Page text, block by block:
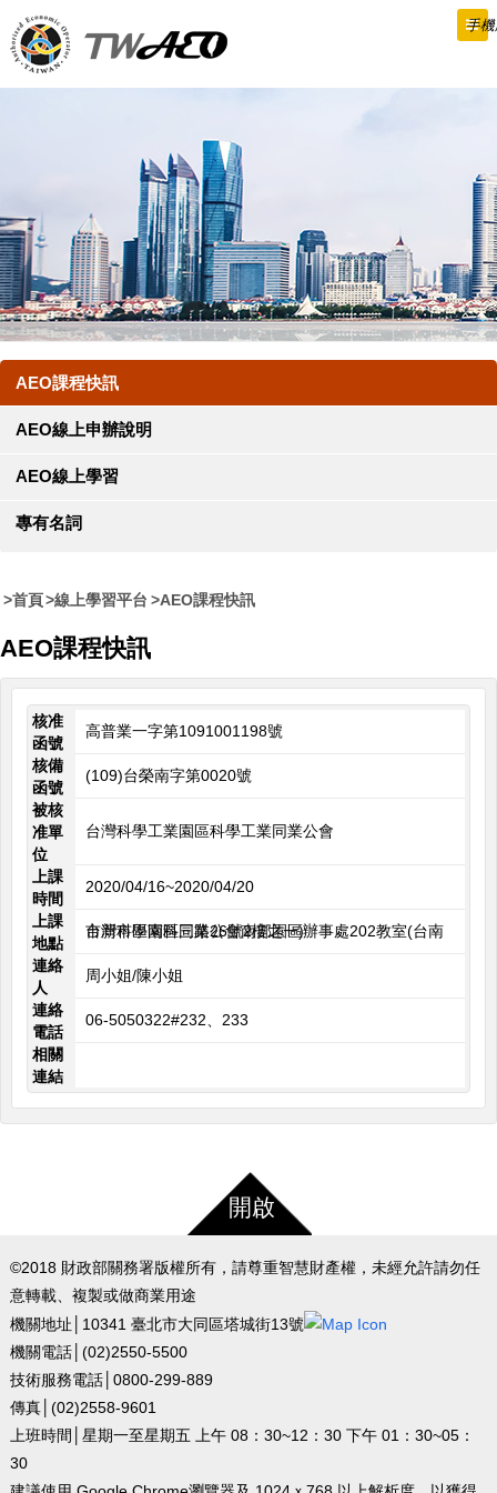
到
主
手
AEO課程快訊
AEO線上申辦說明
AEO線上學習
專有名詞
首頁 線上學習平台 AEO課程快訊
AEO課程快訊
核准
函號
高普業一字第1091001198號
核備
函號
(109)台榮南字第0020號
被核
准單
位
台灣科學工業園區科學工業同業公會
上課
時間
2020/04/16~2020/04/20
上課
地點
台灣科學園區同業公會南部園區辦事處202教室(台南市新市區南科三路26號2樓之一)
連絡
人
周小姐/陳小姐
連絡
電話
06-5050322#232、233
相關
連結
開啟
©2018 財政部關務署版權所有，請尊重智慧財產權，未經允許請勿任
意轉載、複製或做商業用途
機關地址│10341 臺北市大同區塔城街13號
機關電話│(02)2550-5500
技術服務電話│0800-299-889
傳真│(02)2558-9601
上班時間│星期一至星期五 上午 08：30~12：30 下午 01：30~05：
30